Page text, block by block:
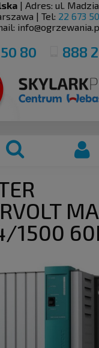
| Adres: ul.
| Tel: 22 673
80 888
1500